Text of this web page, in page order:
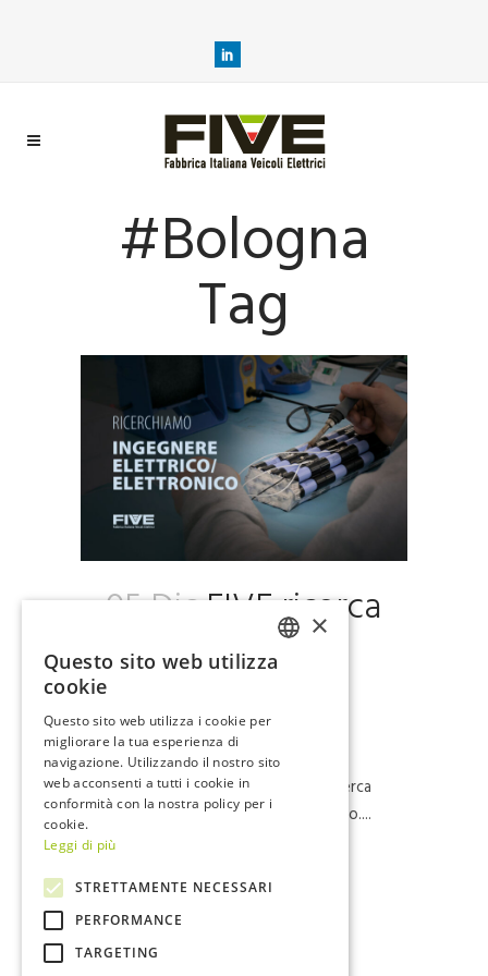
#bologna
Tag
05 DicFIVE ricerca
un ingegnere
elettronico o
elettrico
Per ampliamento organico, FIVE ricerca
un ingegnere elettrico o elettronico....
Read More
×
Questo sito web utilizza
cookie
Questo sito web utilizza i cookie per
migliorare la tua esperienza di
navigazione. Utilizzando il nostro sito
web acconsenti a tutti i cookie in
conformità con la nostra policy per i
cookie.
Leggi di più
STRETTAMENTE NECESSARI
PERFORMANCE
TARGETING